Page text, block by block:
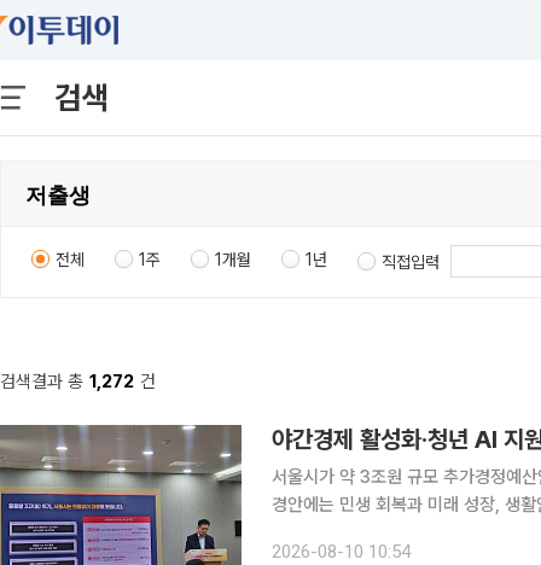
검색
전체 1주 1개월 1년 직접입력
검색결과 총 1,272 건
서울시가 약 3조원 규모 추가경정예
경안에는 민생 회복과 미래 성장, 생
2026-08-10 10:54